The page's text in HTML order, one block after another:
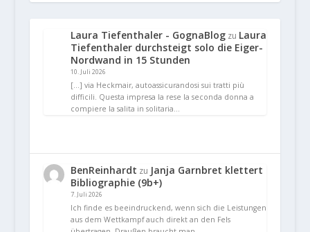
Laura Tiefenthaler - GognaBlogzu Laura
Tiefenthaler durchsteigt solo die Eiger-
Nordwand in 15 Stunden
10. Juli 2026
[…] via Heckmair, autoassicurandosi sui tratti più
difficili. Questa impresa la rese la seconda donna a
compiere la salita in solitaria…
BenReinhardt zu Janja Garnbret klettert
Bibliographie (9b+)
7. Juli 2026
Ich finde es beeindruckend, wenn sich die Leistungen
aus dem Wettkampf auch direkt an den Fels